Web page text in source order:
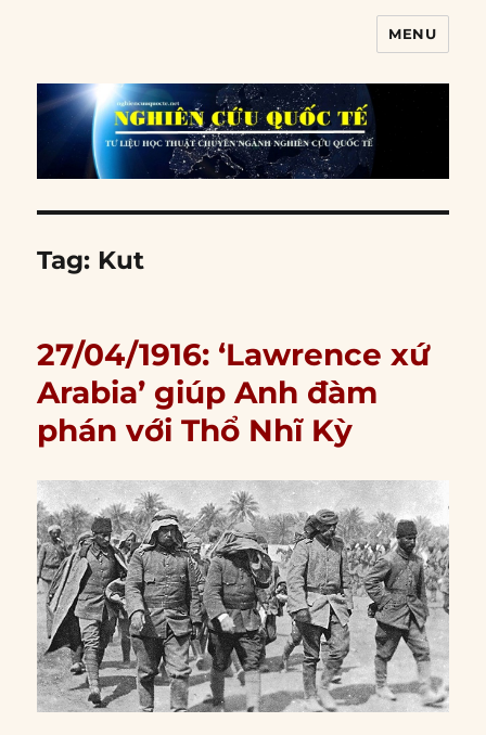
MENU
Tag: Kut
27/04/1916: ‘Lawrence xứ
Arabia’ giúp Anh đàm
phán với Thổ Nhĩ Kỳ